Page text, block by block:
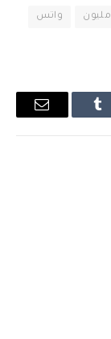
مليون واتس
Tumblr
البريد